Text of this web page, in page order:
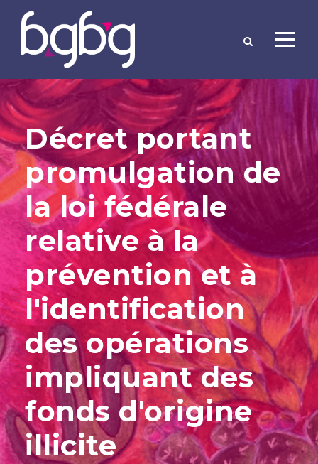
Décret portant
promulgation de
la loi fédérale
relative à la
prévention et à
l'identification
des opérations
impliquant des
fonds d'origine
illicite